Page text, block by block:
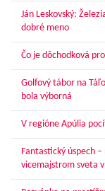
Ján Leskovský:
dobré meno
Čo je dôchodková
Golfový tábor na
bola výborná
V regióne Apúlia
Fantastický úspech
vicemajstrom sveta